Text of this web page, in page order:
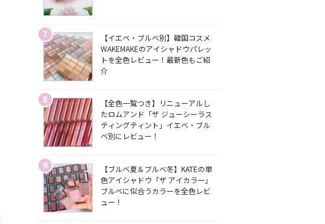
7
【イエベ・ブルベ別】韓国コスメ
WAKEMAKEのアイシャドウパレッ
トを全色レビュー！最新色もご紹
介
8
【全色一覧つき】リニューアルし
たロムアンド「ザ ジューシーラス
ティングティント」イエベ・ブル
ベ別にレビュー！
9
【ブルベ夏＆ブルベ冬】KATEの単
色アイシャドウ「ザ アイカラー」
ブルベに似合うカラーを全色レビ
ュー！